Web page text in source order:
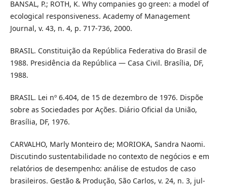
BAN­SAL, P.; ROTH, K. Why companies go green: a model of
ecological responsiveness. Academy of Management
Journal, v. 43, n. 4, p. 717-736, 2000.
BRASIL. Constituição da República Federativa do Brasil de
1988. Presidência da República — Casa Civil. Brasília, DF,
1988.
BRASIL. Lei nº 6.404, de 15 de dezembro de 1976. Dispõe
sobre as Sociedades por Ações. Diário Oficial da União,
Brasília, DF, 1976.
CARVALHO, Marly Monteiro de; MORIOKA, Sandra Naomi.
Discutindo sustentabilidade no contexto de negócios e em
relatórios de desempenho: análise de estudos de caso
brasileiros. Gestão & Produção, São Carlos, v. 24, n. 3, jul-